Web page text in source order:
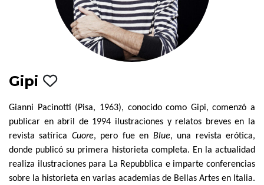
Gipi
Gianni Pacinotti (Pisa, 1963), conocido como Gipi, comenzó a
publicar en abril de 1994 ilustraciones y relatos breves en la
revista satírica Cuore, pero fue en Blue, una revista erótica,
donde publicó su primera historieta completa. En la actualidad
realiza ilustraciones para La Repubblica e imparte conferencias
sobre la historieta en varias academias de Bellas Artes en Italia.